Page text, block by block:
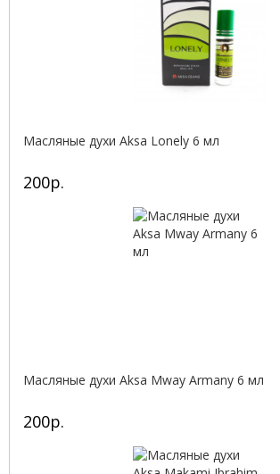
Масляные духи Aksa Lonely 6 мл
200р.
Масляные духи Aksa Mway Armany 6 мл
200р.